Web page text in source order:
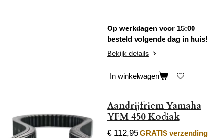
Op werkdagen voor 15:00
besteld volgende dag in huis!
Bekijk details
In winkelwagen
Aandrijfriem Yamaha
YFM 450 Kodiak
€ 112,95 GRATIS verzending